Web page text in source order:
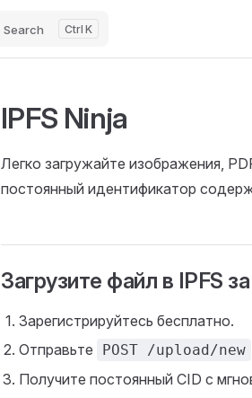
Search K
IPFS Ninja
Легко загружайте изображения,
постоянный идентификатор
Загрузите файл в IPFS
Зарегистрируйтесь бесплатно.
Отправьте
POST /upload/new
Получите постоянный CID с